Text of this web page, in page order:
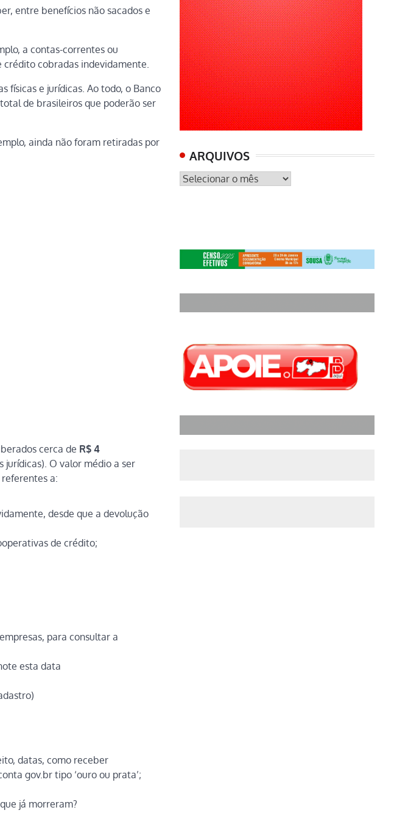
entre benefícios não sacados e
a contas-correntes ou
crédito cobradas indevidamente.
físicas e jurídicas. Ao todo, o Banco
de brasileiros que poderão ser
ainda não foram retiradas por
cerca de R$ 4
jurídicas). O valor médio a ser
a:
desde que a devolução
de crédito;
para consultar a
esta data
datas, como receber
gov.br tipo ‘ouro ou prata’;
já morreram?
ARQUIVOS
ARQUIVOS